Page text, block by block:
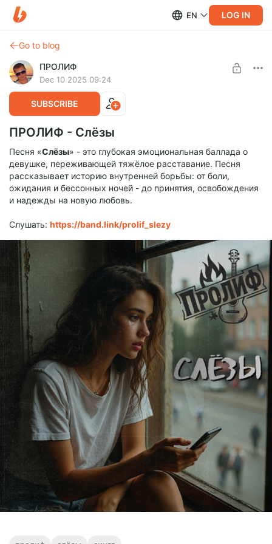
EN LOG IN
Go to blog
ПРОЛИФ
Dec 10 2025 09:24
SUBSCRIBE
ПРОЛИФ - Слёзы
Песня «Слёзы» - это глубокая эмоциональная баллада о
девушке, переживающей тяжёлое расставание. Песня
рассказывает историю внутренней борьбы: от боли,
ожидания и бессонных ночей - до принятия, освобождения
и надежды на новую любовь.
Слушать: https://band.link/prolif_slezy